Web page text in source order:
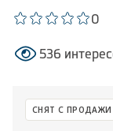
Плиты
Малая
0
536
СНЯТ С ПРОДАЖИ